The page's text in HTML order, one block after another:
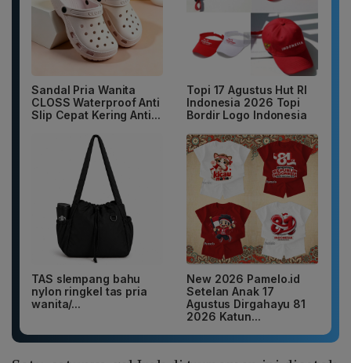
Sandal Pria Wanita
CLOSS Waterproof Anti
Slip Cepat Kering Anti...
Topi 17 Agustus Hut RI
Indonesia 2026 Topi
Bordir Logo Indonesia
TAS slempang bahu
nylon ringkel tas pria
wanita/...
New 2026 Pamelo.id
Setelan Anak 17
Agustus Dirgahayu 81
2026 Katun...